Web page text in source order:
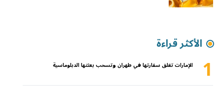
الأكثر قراءة
1 الإمارات تغلق سفارتها في طهران وتسحب بعثتها الدبلوماسية